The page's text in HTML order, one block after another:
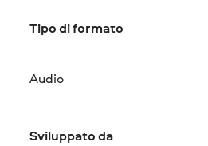
Tipo di formato
Audio
Sviluppato da